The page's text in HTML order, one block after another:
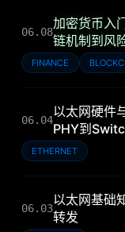
06.08
加密货币入
链机制到风
FINANCE
06.04
以太网硬件
PHY到
ETHERNET
06.03
以太网基础
转发